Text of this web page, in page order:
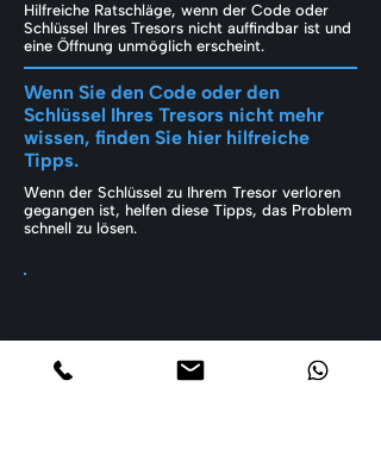
Hilfreiche Ratschläge, wenn der Code oder
Schlüssel Ihres Tresors nicht auffindbar ist und
eine Öffnung unmöglich erscheint.
Wenn Sie den Code oder den
Schlüssel Ihres Tresors nicht mehr
wissen, finden Sie hier hilfreiche
Tipps.
Wenn der Schlüssel zu Ihrem Tresor verloren
gegangen ist, helfen diese Tipps, das Problem
schnell zu lösen.